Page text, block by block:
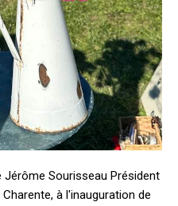
Sourisseau Président
à l'inauguration de